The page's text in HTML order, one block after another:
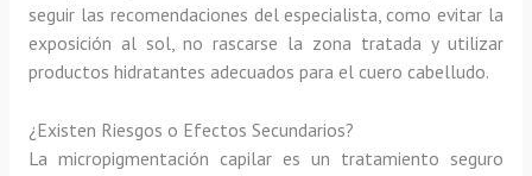
seguir las recomendaciones del especialista, como evitar la
exposición al sol, no rascarse la zona tratada y utilizar
productos hidratantes adecuados para el cuero cabelludo.
¿Existen Riesgos o Efectos Secundarios?
La micropigmentación capilar es un tratamiento seguro